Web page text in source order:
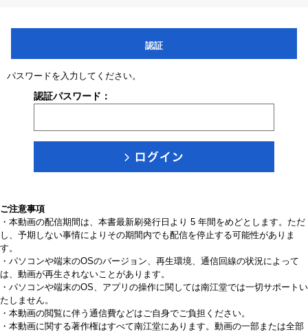
認証
パスワードを入力してください。
認証パスワード：
ご注意事項
・本動画の配信期間は、本書最新刷発行日より 5 年間をめどとします。ただ
し、予期しない事情によりその期間内でも配信を停止する可能性がありま
す。
・パソコンや端末のOSのバージョン、再生環境、通信回線の状況によって
は、動画が再生されないことがあります。
・パソコンや端末のOS、アプリの操作に関しては南江堂では一切サポートい
たしません。
・本動画の閲覧に伴う通信費などはご自身でご負担ください。
・本動画に関する著作権はすべて南江堂にあります。動画の一部または全部